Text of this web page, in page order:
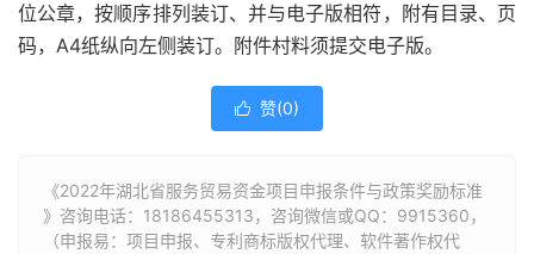
位公章，按顺序排列装订、并与电子版相符，附有目录、页
码，A4纸纵向左侧装订。附件村料须提交电子版。
 赞(0)
《2022年湖北省服务贸易资金项目申报条件与政策奖励标准
》咨询电话： 18186455313，咨询微信或QQ：9915360，
（申报易：项目申报、专利商标版权代理、软件著作权代